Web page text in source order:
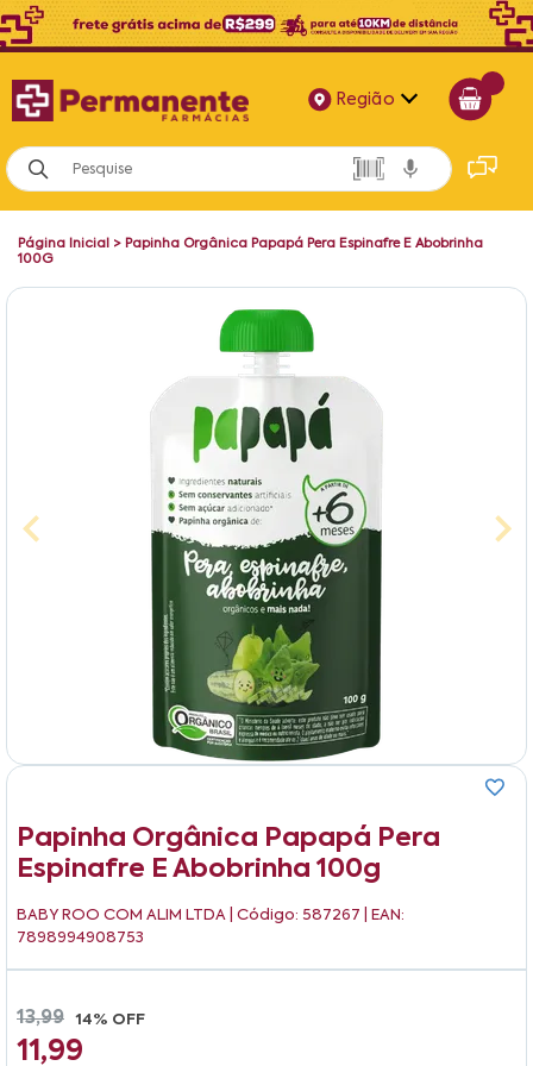
Região
Alagoas
Bahia
Página Inicial > Papinha Orgânica Papapá Pera Espinafre E Abobrinha
100G
Papinha Orgânica Papapá Pera
Espinafre E Abobrinha 100g
BABY ROO COM ALIM LTDA | Código: 587267 | EAN:
7898994908753
13,99 14% OFF
11,99